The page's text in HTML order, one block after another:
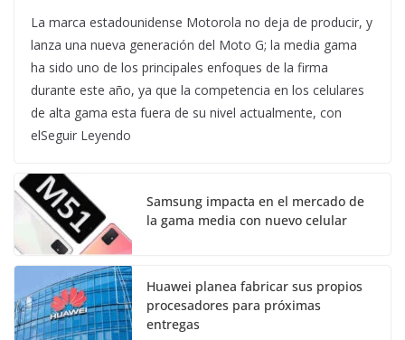
La marca estadounidense Motorola no deja de producir, y
lanza una nueva generación del Moto G; la media gama
ha sido uno de los principales enfoques de la firma
durante este año, ya que la competencia en los celulares
de alta gama esta fuera de su nivel actualmente, con
elSeguir Leyendo
Samsung impacta en el mercado de
la gama media con nuevo celular
Huawei planea fabricar sus propios
procesadores para próximas
entregas